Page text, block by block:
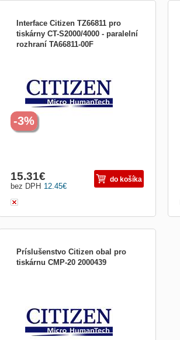
Interface Citizen TZ66811 pro
tiskárny CT-S2000/4000 - paralelní
rozhraní TA66811-00F
roky, jinak 90 dnů.
12.45€
bez DPH
15.31€ do košíka
-3%
Príslušenstvo Citizen obal pro
tiskárnu CMP-20 2000439